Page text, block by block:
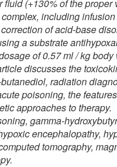
fluid (+130% of the proper
including
of acid-base
a substrate
of 0.57 ml / kg body
discusses the
radiation
poisoning, the
approaches to therapy.
gamma-
encephalopathy,
tomography,